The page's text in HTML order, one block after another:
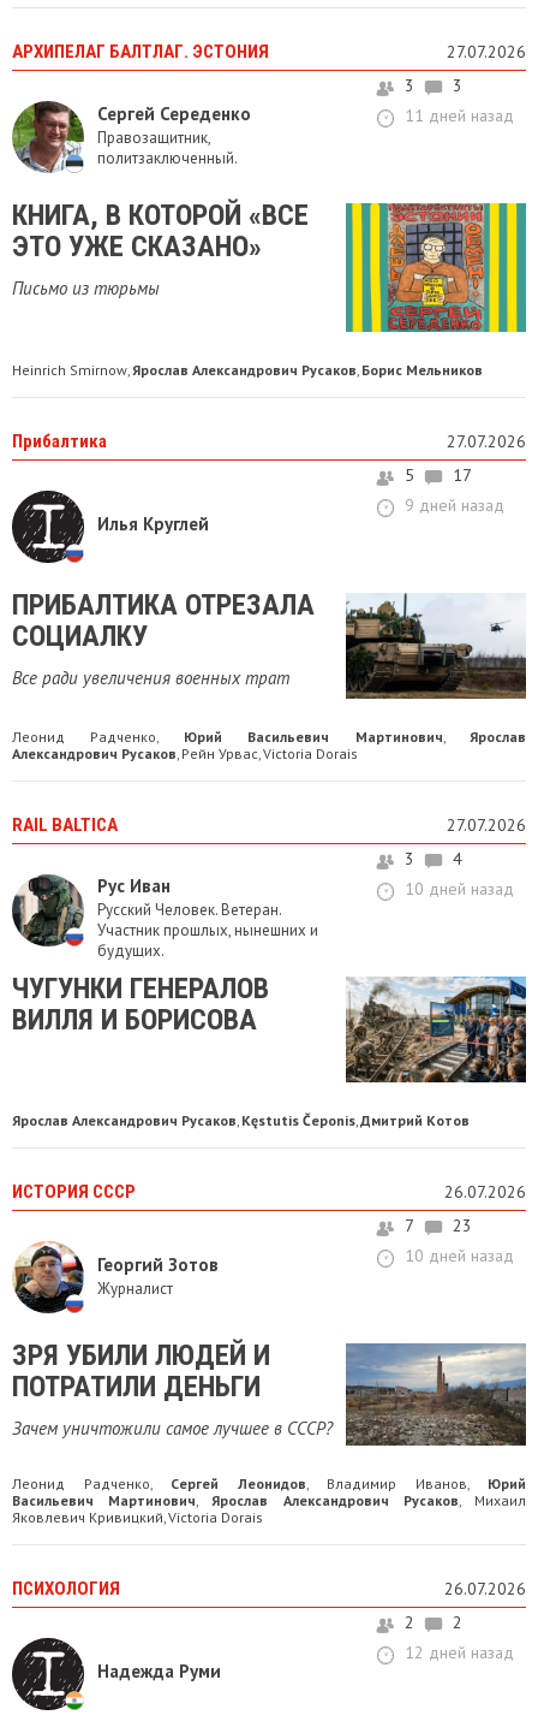
АРХИПЕЛАГ БАЛТЛАГ. ЭСТОНИЯ 27.07.2026
Сергей Середенко
Правозащитник,
политзаключенный.
3
3
11 дней назад
КНИГА, В КОТОРОЙ «ВСЕ
ЭТО УЖЕ СКАЗАНО»
Письмо из тюрьмы
Heinrich Smirnow Ярослав Александрович Русаков Борис Мельников
Прибалтика 27.07.2026
Илья Круглей
5
17
9 дней назад
ПРИБАЛТИКА ОТРЕЗАЛА
СОЦИАЛКУ
Все ради увеличения военных трат
Леонид Радченко, Юрий Васильевич Мартинович,Ярослав
Александрович Русаков, Рейн Урвас,Victoria Dorais
RAIL BALTICA 27.07.2026
Рус Иван
Русский Человек. Ветеран.
Участник прошлых, нынешних и
будущих.
3
4
10 дней назад
ЧУГУНКИ ГЕНЕРАЛОВ
ВИЛЛЯ И БОРИСОВА
Ярослав Александрович Русаков, Kęstutis Čeponis,Дмитрий Котов
ИСТОРИЯ СССР 26.07.2026
Георгий Зотов
Журналист
7
23
10 дней назад
ЗРЯ УБИЛИ ЛЮДЕЙ И
ПОТРАТИЛИ ДЕНЬГИ
Зачем уничтожили самое лучшее в СССР?
Леонид Радченко Сергей Леонидов Владимир Иванов
Юрий
Васильевич Мартинович
Ярослав Александрович Русаков
Михаил
Яковлевич Кривицкий Victoria Dorais
ПСИХОЛОГИЯ 26.07.2026
Надежда Руми
2
2
12 дней назад